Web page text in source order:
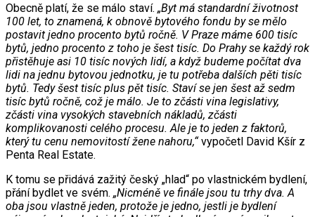
Obecně platí, že se málo staví. „Byt má standardní životnost
100 let, to znamená, k obnově bytového fondu by se mělo
postavit jedno procento bytů ročně. V Praze máme 600 tisíc
bytů, jedno procento z toho je šest tisíc. Do Prahy se každý rok
přistěhuje asi 10 tisíc nových lidí, a když budeme počítat dva
lidi na jednu bytovou jednotku, je tu potřeba dalších pěti tisíc
bytů. Tedy šest tisíc plus pět tisíc. Staví se jen šest až sedm
tisíc bytů ročně, což je málo. Je to zčásti vina legislativy,
zčásti vina vysokých stavebních nákladů, zčásti
komplikovanosti celého procesu. Ale je to jeden z faktorů,
který tu cenu nemovitostí žene nahoru,“vypočetl David Kšír z
Penta Real Estate.
K tomu se přidává zažitý český „hlad“ po vlastnickém bydlení,
přání bydlet ve svém. „Nicméně ve finále jsou tu trhy dva. A
oba jsou vlastně jeden, protože je jedno, jestli je bydlení